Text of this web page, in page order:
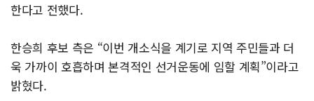
한다고 전했다.
한승희 후보 측은 “이번 개소식을 계기로 지역 주민들과 더
욱 가까이 호흡하며 본격적인 선거운동에 임할 계획”이라고
밝혔다.